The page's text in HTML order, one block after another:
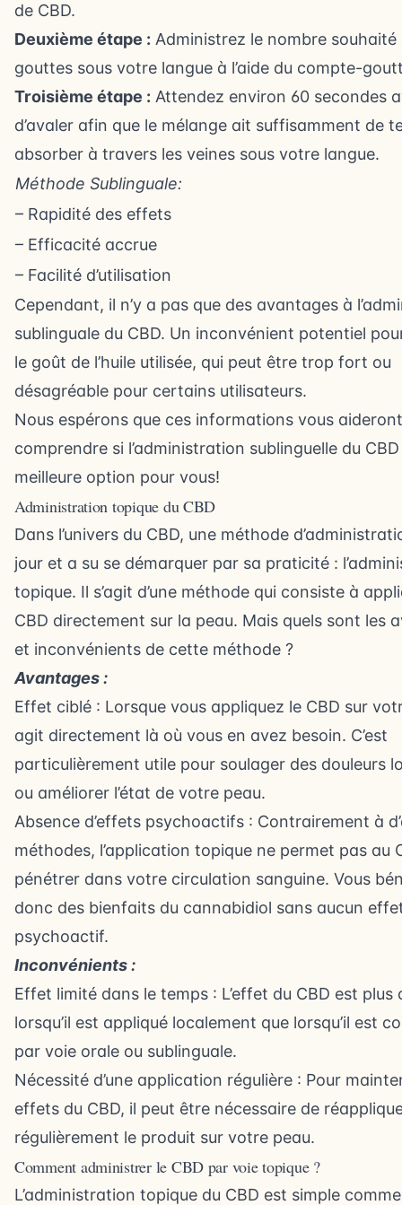
de CBD.
Deuxième étape : Administrez le nombre souhaité
gouttes sous votre langue à l’aide du compte-
Troisième étape : Attendez environ 60 secondes
d’avaler afin que le mélange ait suffisamment de
absorber à travers les veines sous votre langue.
Méthode Sublinguale:
– Rapidité des effets
– Efficacité accrue
– Facilité d’utilisation
Cependant, il n’y a pas que des avantages à
sublinguale du CBD. Un inconvénient potentiel
le goût de l’huile utilisée, qui peut être trop fort ou
désagréable pour certains utilisateurs.
Nous espérons que ces informations vous
comprendre si l’administration sublinguelle du
meilleure option pour vous!
Administration topique du CBD
Dans l’univers du CBD, une méthode
jour et a su se démarquer par sa praticité :
topique. Il s’agit d’une méthode qui consiste à
CBD directement sur la peau. Mais quels sont les
et inconvénients de cette méthode ?
Avantages :
Effet ciblé : Lorsque vous appliquez le CBD sur
agit directement là où vous en avez besoin. C’est
particulièrement utile pour soulager des douleurs
ou améliorer l’état de votre peau.
Absence d’effets psychoactifs : Contrairement à
méthodes, l’application topique ne permet pas au
pénétrer dans votre circulation sanguine. Vous
donc des bienfaits du cannabidiol sans aucun
psychoactif.
Inconvénients :
Effet limité dans le temps : L’effet du CBD est plus
lorsqu’il est appliqué localement que lorsqu’il est
par voie orale ou sublinguale.
Nécessité d’une application régulière : Pour
effets du CBD, il peut être nécessaire de
régulièrement le produit sur votre peau.
Comment administrer le CBD par voie topique ?
L’administration topique du CBD est simple